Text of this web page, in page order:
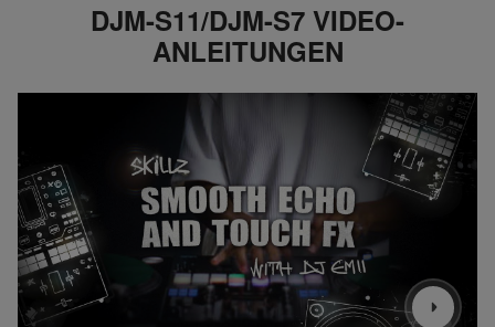
DJM-S11/DJM-S7 VIDEO-
ANLEITUNGEN